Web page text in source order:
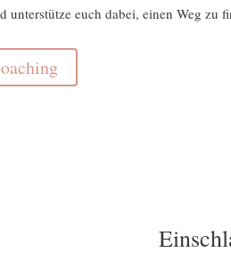
unterstütze euch dabei, einen Weg zu